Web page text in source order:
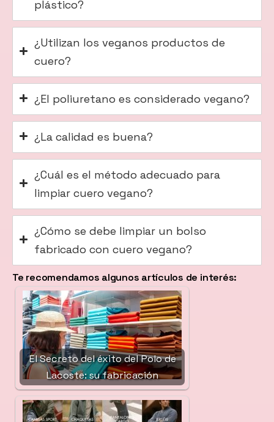
plástico?
¿Utilizan los veganos productos de
cuero?
¿El poliuretano es considerado vegano?
¿La calidad es buena?
¿Cuál es el método adecuado para
limpiar cuero vegano?
¿Cómo se debe limpiar un bolso
fabricado con cuero vegano?
Te recomendamos algunos artículos de interés:
El Secreto del éxito del Polo de
Lacoste: su fabricación